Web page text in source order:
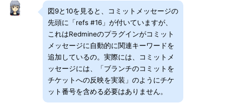
図9と10を見ると、コミットメッセージの
先頭に「refs #16」が付いていますが、
これはRedmineのプラグインがコミット
メッセージに自動的に関連キーワードを
追加しているの。実際には、コミットメ
ッセージには、「ブランチのコミットを
チケットへの反映を実装」のようにチケ
ット番号を含める必要はありません。